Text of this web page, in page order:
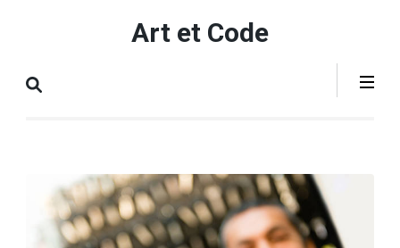
(Pressez
Art et Code